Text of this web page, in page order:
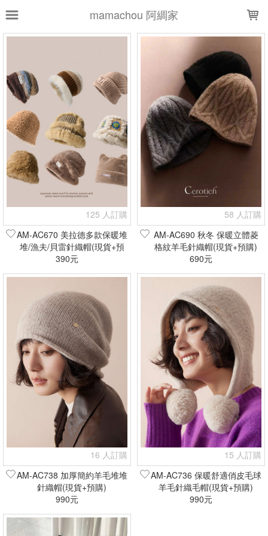
mamachou 阿綢家
樣式尺寸篩選
全部樣式 黑 卡其 灰
深灰
米白
米 杏 白
咖
藏青
全部尺寸
現貨商品
篩選
125 人訂購
AM-AC670 美拉德多款保暖堆
堆/漁夫/貝雷針織帽(現貨+預
購)
390元
58 人訂購
AM-AC690 秋冬 保暖立體菱
格紋羊毛針織帽(現貨+預購)
690元
16 人訂購
AM-AC738 加厚簡約羊毛堆堆
針織帽(現貨+預購)
990元
15 人訂購
AM-AC736 保暖舒適俏皮毛球
羊毛針織毛帽(現貨+預購)
990元